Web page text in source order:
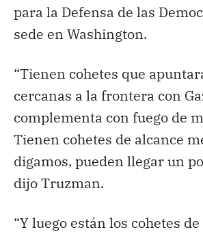
para la Defensa de las
sede en Washington.
“Tienen cohetes que
cercanas a la frontera con
complementa con fuego de
Tienen cohetes de alcance
digamos, pueden llegar un
dijo Truzman.
“Y luego están los cohetes